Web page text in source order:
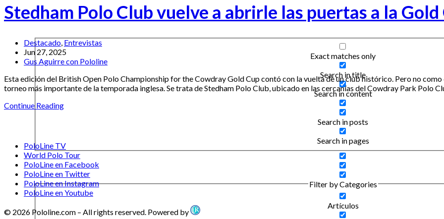
Exact matches only
Search in title
Search in content
Search in posts
Search in pages
Filter by Categories
Artículos
Stedham Polo Club vuelve a abrirle las puertas a la Gold
Destacado Entrevistas
Jun 27, 2025
Gus Aguirre con Pololine
Esta edición del British Open Polo Championship for the Cowdray Gold Cup contó con la vuelta de un club histórico. Pero no
torneo más importante de la temporada inglesa. Se trata de Stedham Polo Club, ubicado en las cercanías del Cowdray Park Polo
Continue Reading
PoloLine TV
World Polo Tour
PoloLine en Facebook
PoloLine en Twitter
PoloLine en Instagram
PoloLine en Youtube
© 2026 Pololine.com – All rights reserved. Powered by